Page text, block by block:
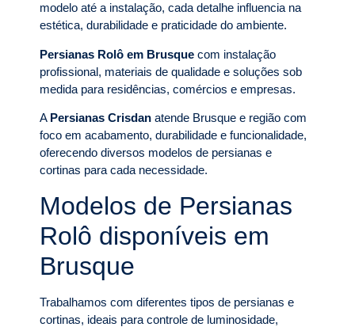
modelo até a instalação, cada detalhe influencia na
estética, durabilidade e praticidade do ambiente.
Persianas Rolô em Brusque com instalação
profissional, materiais de qualidade e soluções sob
medida para residências, comércios e empresas.
A Persianas Crisdan atende Brusque e região com
foco em acabamento, durabilidade e funcionalidade,
oferecendo diversos modelos de persianas e
cortinas para cada necessidade.
Modelos de Persianas
Rolô disponíveis em
Brusque
Trabalhamos com diferentes tipos de persianas e
cortinas, ideais para controle de luminosidade,